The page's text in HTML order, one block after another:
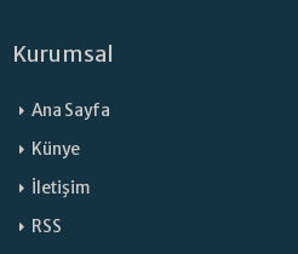
Kurumsal
Ana Sayfa
Künye
İletişim
RSS